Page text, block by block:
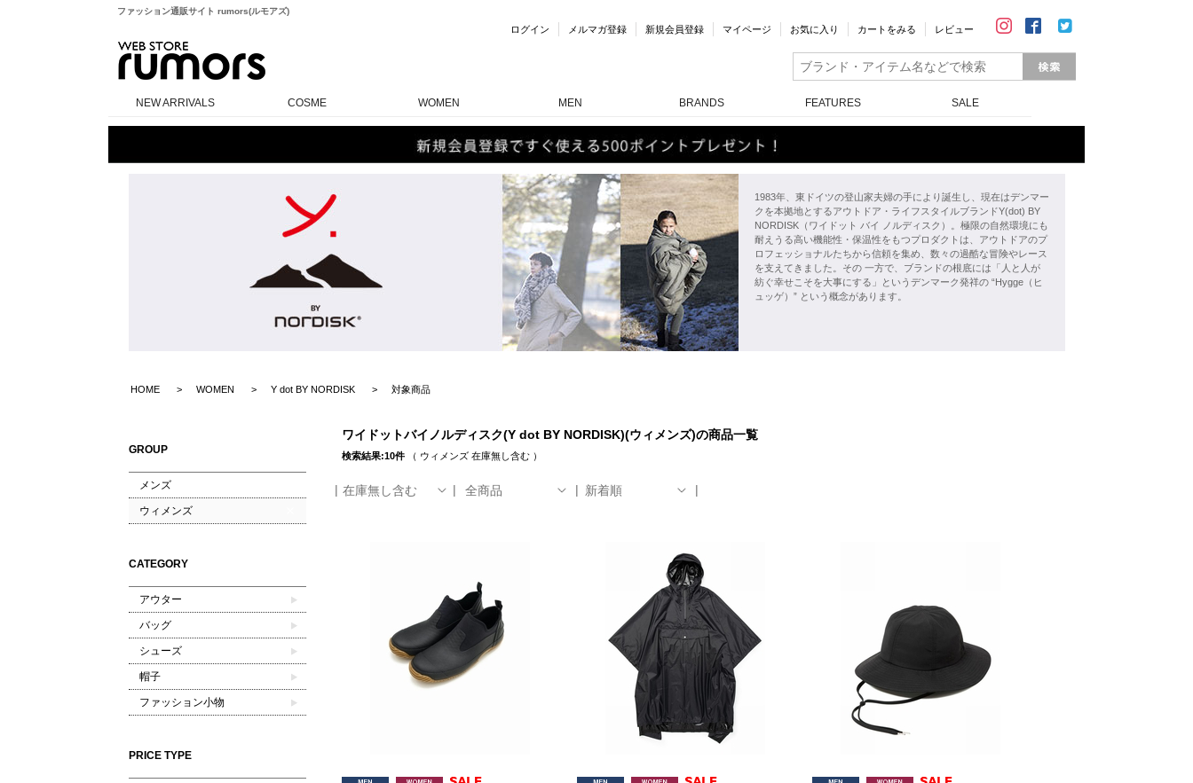
ファッション通販サイト rumors(ルモアズ)
ログイン メルマガ登録 新規会員登録 マイページ お気に入り カートをみる レビュー
NEW ARRIVALS COSME WOMEN MEN BRANDS FEATURES SALE
1983年、東ドイツの登山家夫婦の手により誕生し、現在はデンマー
クを本拠地とするアウトドア・ライフスタイルブランドY(dot) BY
NORDISK（ワイドット バイ ノルディスク）。極限の自然環境にも
耐えうる高い機能性・保温性をもつプロダクトは、アウトドアのプ
ロフェッショナルたちから信頼を集め、数々の過酷な冒険やレース
を支えてきました。その 一方で、ブランドの根底には「人と人が
紡ぐ幸せこそを大事にする」というデンマーク発祥の “Hygge（ヒ
ュッゲ）” という概念があります。
HOME WOMEN Y dot BY NORDISK 対象商品
GROUP
メンズ
ウィメンズ
CATEGORY
アウター
バッグ
シューズ
帽子
ファッション小物
PRICE TYPE
ワイドットバイノルディスク(Y dot BY NORDISK)(ウィメンズ)の商品一覧
検索結果:10件（ ウィメンズ 在庫無し含む）
在庫無し含む 全商品 新着順